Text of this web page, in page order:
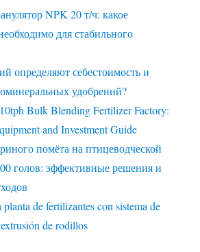
NPK 20 т/ч: какое
для стабильного
определяют себестоимость и
удобрений?
Bulk Blending Fertilizer Factory:
and Investment Guide
помёта на птицеводческой
голов: эффективные решения и
de fertilizantes con sistema de
de rodillos